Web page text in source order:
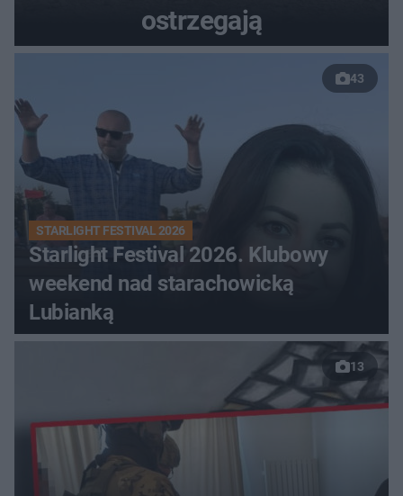
ostrzegają
43
STARLIGHT FESTIVAL 2026
Starlight Festival 2026. Klubowy
weekend nad starachowicką
Lubianką
13